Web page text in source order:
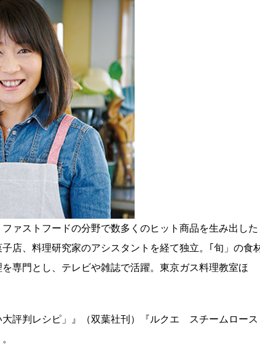
ァストフードの分野で数多くのヒット商品を生み出した
店、料理研究家のアシスタントを経て独立。｢旬」の食
専門とし、テレビや雑誌で活躍。東京ガス料理教室ほ
評判レシピ」』（双葉社刊）『ルクエ スチームロース